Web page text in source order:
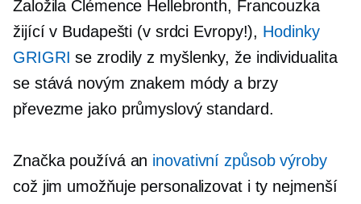
Založila Clémence Hellebronth, Francouzka
žijící v Budapešti (v srdci Evropy!), Hodinky
GRIGRI se zrodily z myšlenky, že individualita
se stává novým znakem módy a brzy
převezme jako průmyslový standard.
Značka používá an inovativní způsob výroby
což jim umožňuje personalizovat i ty nejmenší